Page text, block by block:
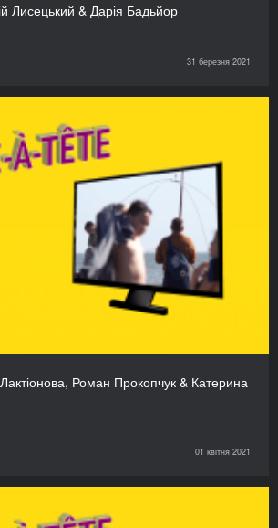
Лисецький & Дарія Бадьйор
31 березня 2021
Роман Прокопчук & Катерина
01 квітня 2021